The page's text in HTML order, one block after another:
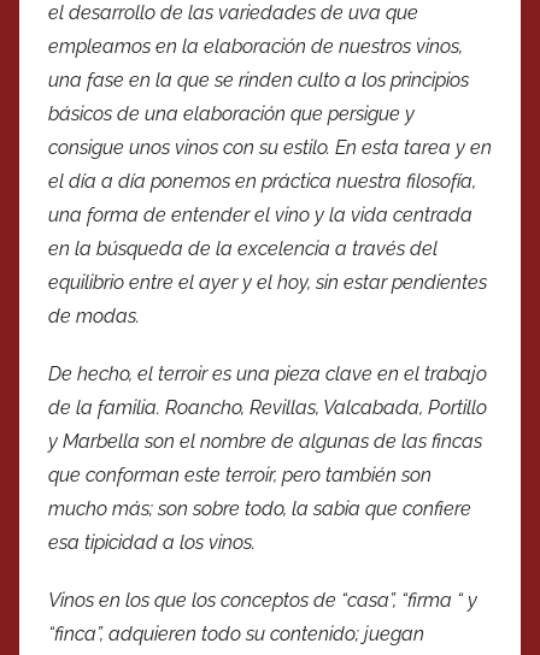
el desarrollo de las variedades de uva que
empleamos en la elaboración de nuestros vinos,
una fase en la que se rinden culto a los principios
básicos de una elaboración que persigue y
consigue unos vinos con su estilo. En esta tarea y en
el día a día ponemos en práctica nuestra filosofía,
una forma de entender el vino y la vida centrada
en la búsqueda de la excelencia a través del
equilibrio entre el ayer y el hoy, sin estar pendientes
de modas.
De hecho, el terroir es una pieza clave en el trabajo
de la familia. Roancho, Revillas, Valcabada, Portillo
y Marbella son el nombre de algunas de las fincas
que conforman este terroir, pero también son
mucho más; son sobre todo, la sabia que confiere
esa tipicidad a los vinos.
Vinos en los que los conceptos de “casa”, “firma “ y
“finca”, adquieren todo su contenido; juegan